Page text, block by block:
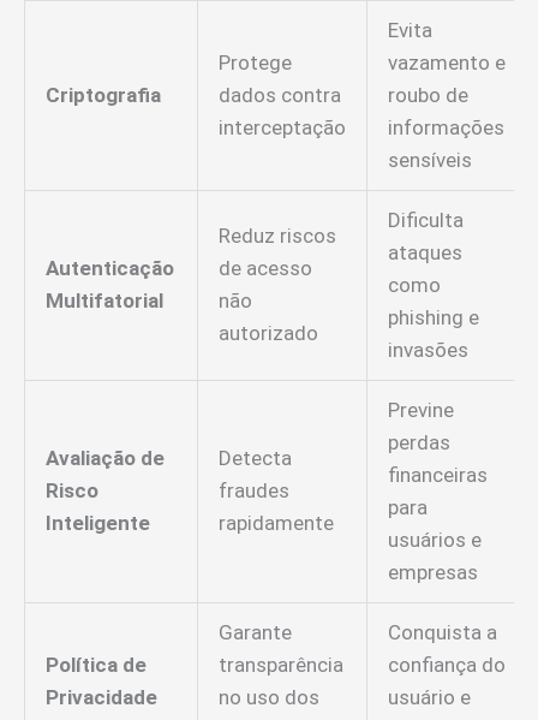
Criptografia
Protege
dados contra
interceptação
Evita
vazamento e
roubo de
informações
sensíveis
Autenticação
Multifatorial
Reduz riscos
de acesso
não
autorizado
Dificulta
ataques
como
phishing e
invasões
Avaliação de
Risco
Inteligente
Detecta
fraudes
rapidamente
Previne
perdas
financeiras
para
usuários e
empresas
Política de
Privacidade
Garante
transparência
no uso dos
Conquista a
confiança do
usuário e